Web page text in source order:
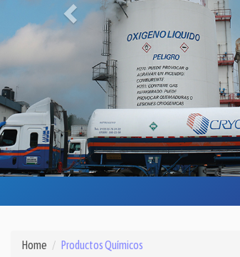
Home Productos Químicos